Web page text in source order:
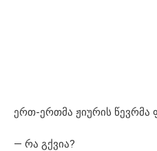
ერთ-ერთმა ჟიურის
— რა გქვია?